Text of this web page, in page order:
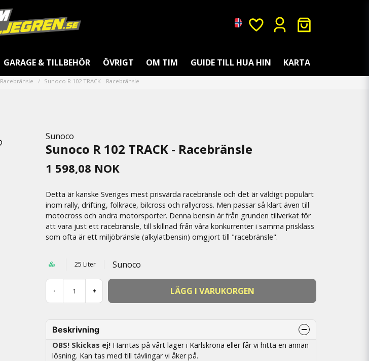
GARAGE & TILLBEHÖR ÖVRIGT OM TIM GUIDE TILL HUA HIN KARTA
Racebränsle Sunoco R 102 TRACK - Racebränsle
Sunoco
Sunoco R 102 TRACK - Racebränsle
1 598,08 NOK
Detta är kanske Sveriges mest prisvärda racebränsle och det är väldigt populärt
inom rally, drifting, folkrace, bilcross och rallycross. Men passar så klart även till
motocross och andra motorsporter. Denna bensin är från grunden tillverkat för
att vara just ett racebränsle, till skillnad från våra konkurrenter i samma prisklass
som ofta är ett miljöbränsle (alkylatbensin) omgjort till "racebränsle".
25 Liter Sunoco
- + LÄGG I VARUKORGEN
Beskrivning
OBS! Skickas ej! Hämtas på vårt lager i Karlskrona eller får vi hitta en annan
lösning. Kan tas med till tävlingar vi åker på.